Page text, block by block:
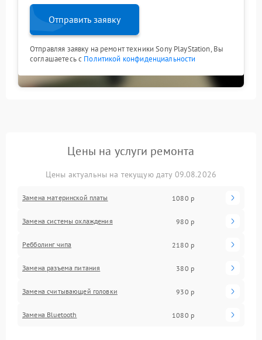
Отправить заявку
Отправляя заявку на ремонт техники Sony PlayStation, Вы
соглашаетесь с Политикой конфиденциальности
Цены на услуги ремонта
Цены актуальны на текущую дату 09.08.2026
Замена материнской платы 1080 р
Замена системы охлаждения 980 р
Ребболинг чипа 2180 р
Замена разъема питания 380 р
Замена считывающей головки 930 р
Замена Bluetooth 1080 р